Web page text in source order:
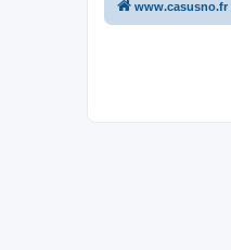
www.casusno.fr